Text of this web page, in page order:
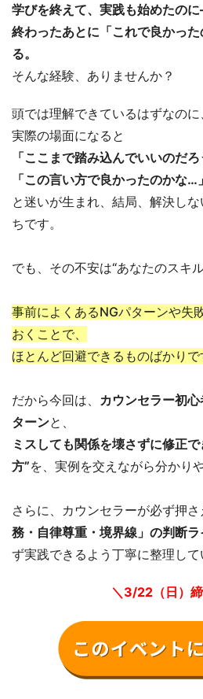
学びを終えて、実践も始めたの
終わったあとに「これで良かっ
る。
そんな経験、ありませんか？
頭では理解できているはずなのに
実際の場面になると
「ここまで踏み込んでいいのだろ
「この言い方で良かったのかな…」
と迷いが生まれ、結局、解決し
ちです。
でも、その不安は“あなたのスキ
事前によくあるNGパターンや失
おくことで、
ほとんど回避できるものばかりで
だから今回は、 カウンセラー初
ターンと、
ミスしても関係を壊さずに修正
方”を、実例を交えながら分かり
さらに、カウンセラーが必ず押
務・自律尊重・境界線」の判断ラ
ず実践できるよう丁寧に整理して
＼3/22（日）